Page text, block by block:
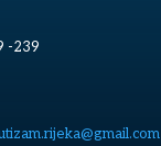
-239